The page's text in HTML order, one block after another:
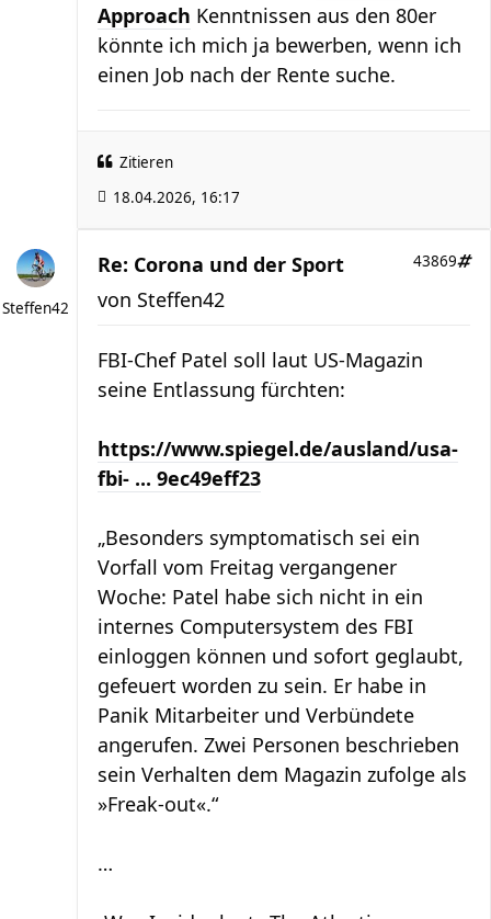
Approach Kenntnissen aus den 80er
könnte ich mich ja bewerben, wenn ich
einen Job nach der Rente suche.
Zitieren
18.04.2026, 16:17
Steffen42
Re: Corona und der Sport 43869
von Steffen42
FBI-Chef Patel soll laut US-Magazin
seine Entlassung fürchten:
https://www.spiegel.de/ausland/usa-
fbi- ... 9ec49eff23
„Besonders symptomatisch sei ein
Vorfall vom Freitag vergangener
Woche: Patel habe sich nicht in ein
internes Computersystem des FBI
einloggen können und sofort geglaubt,
gefeuert worden zu sein. Er habe in
Panik Mitarbeiter und Verbündete
angerufen. Zwei Personen beschrieben
sein Verhalten dem Magazin zufolge als
»Freak-out«.“
…